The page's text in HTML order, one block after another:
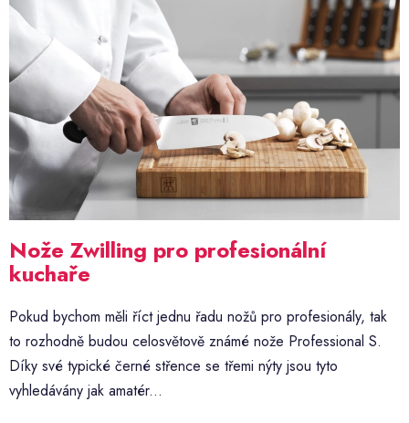
Nože Zwilling pro profesionální
kuchaře
Pokud bychom měli říct jednu řadu nožů pro profesionály, tak
to rozhodně budou celosvětově známé nože Professional S.
Díky své typické černé střence se třemi nýty jsou tyto
vyhledávány jak amatér...